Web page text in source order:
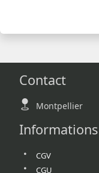
Contact
Montpellier
CGV
CGU